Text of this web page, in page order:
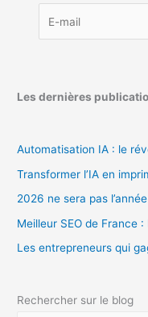
Les dernières
Automatisation IA : le
Transformer l’IA en
2026 ne sera pas l’année
Meilleur SEO de France
Les entrepreneurs qui
Rechercher sur le blog